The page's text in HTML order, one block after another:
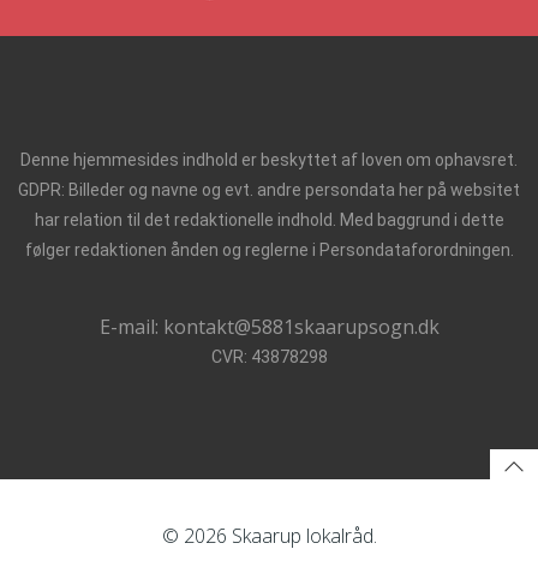
Denne hjemmesides indhold er beskyttet af loven om ophavsret.
GDPR: Billeder og navne og evt. andre persondata her på websitet
har relation til det redaktionelle indhold. Med baggrund i dette
følger redaktionen ånden og reglerne i Persondataforordningen.
E-mail: kontakt@5881skaarupsogn.dk
CVR: 43878298
© 2026 Skaarup lokalråd.